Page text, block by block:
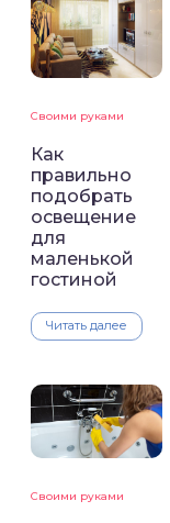
Своими руками
Как
правильно
подобрать
освещение
для
маленькой
гостиной
Читать далее
Своими руками